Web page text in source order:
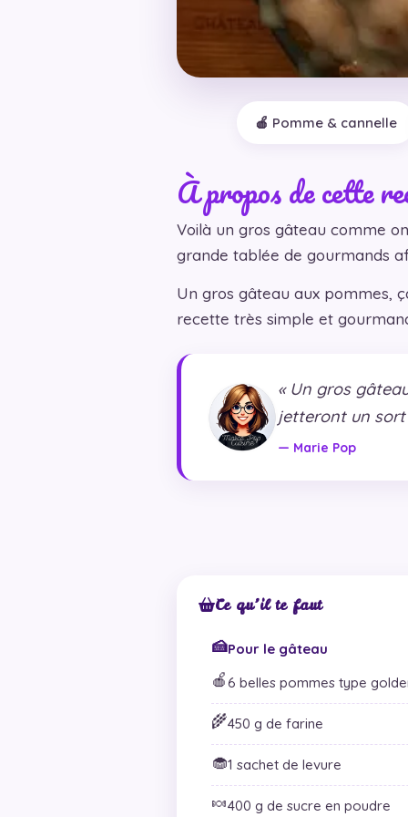
🍎 Pomme & cannelle
À propos de cette
Voilà un gros gâteau comme
grande tablée de gourmands
Un gros gâteau aux pommes,
recette très simple et
« Un gros
jetteront un sort
— Marie Pop
Ce qu’il te faut
🍰Pour le gâteau
🍎6 belles pommes type
🌾450 g de farine
🧁1 sachet de levure
🍬400 g de sucre en poudre